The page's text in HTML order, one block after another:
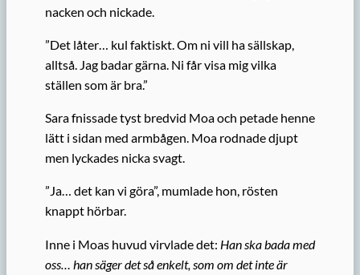
nacken och nickade.
”Det låter… kul faktiskt. Om ni vill ha sällskap,
alltså. Jag badar gärna. Ni får visa mig vilka
ställen som är bra.”
Sara fnissade tyst bredvid Moa och petade henne
lätt i sidan med armbågen. Moa rodnade djupt
men lyckades nicka svagt.
”Ja… det kan vi göra”, mumlade hon, rösten
knappt hörbar.
Inne i Moas huvud virvlade det: Han ska bada med
oss… han säger det så enkelt, som om det inte är